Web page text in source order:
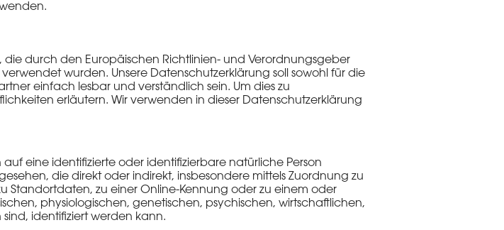
durch den Europäischen Richtlinien- und Verordnungsgeber
wurden. Unsere Datenschutzerklärung soll sowohl für die
einfach lesbar und verständlich sein. Um dies zu
erläutern. Wir verwenden in dieser Datenschutzerklärung
eine identifizierte oder identifizierbare natürliche Person
die direkt oder indirekt, insbesondere mittels Zuordnung zu
Standortdaten, zu einer Online-Kennung oder zu einem oder
physiologischen, genetischen, psychischen, wirtschaftlichen,
identifiziert werden kann.